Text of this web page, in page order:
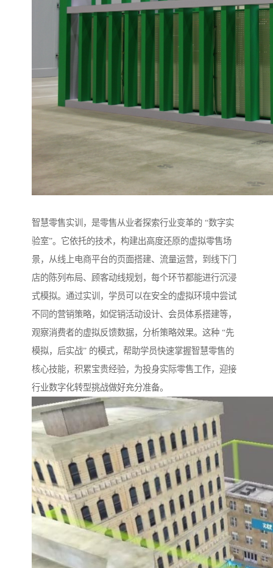
智慧零售实训，是零售从业者探索行业变革的 “数字实
验室”。它依托的技术，构建出高度还原的虚拟零售场
景，从线上电商平台的页面搭建、流量运营，到线下门
店的陈列布局、顾客动线规划，每个环节都能进行沉浸
式模拟。通过实训，学员可以在安全的虚拟环境中尝试
不同的营销策略，如促销活动设计、会员体系搭建等，
观察消费者的虚拟反馈数据，分析策略效果。这种 “先
模拟，后实战” 的模式，帮助学员快速掌握智慧零售的
核心技能，积累宝贵经验，为投身实际零售工作，迎接
行业数字化转型挑战做好充分准备。